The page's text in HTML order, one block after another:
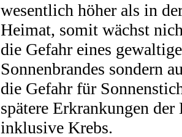
wesentlich höher als in
Heimat, somit wächst
die Gefahr eines
Sonnenbrandes sondern
die Gefahr für
spätere Erkrankungen der
inklusive Krebs.